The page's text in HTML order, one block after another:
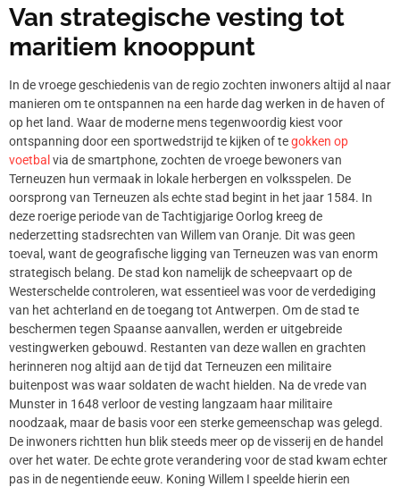
Van strategische vesting tot
maritiem knooppunt
In de vroege geschiedenis van de regio zochten inwoners altijd al naar
manieren om te ontspannen na een harde dag werken in de haven of
op het land. Waar de moderne mens tegenwoordig kiest voor
ontspanning door een sportwedstrijd te kijken of tegokken op
voetbal via de smartphone, zochten de vroege bewoners van
Terneuzen hun vermaak in lokale herbergen en volksspelen. De
oorsprong van Terneuzen als echte stad begint in het jaar 1584. In
deze roerige periode van de Tachtigjarige Oorlog kreeg de
nederzetting stadsrechten van Willem van Oranje. Dit was geen
toeval, want de geografische ligging van Terneuzen was van enorm
strategisch belang. De stad kon namelijk de scheepvaart op de
Westerschelde controleren, wat essentieel was voor de verdediging
van het achterland en de toegang tot Antwerpen. Om de stad te
beschermen tegen Spaanse aanvallen, werden er uitgebreide
vestingwerken gebouwd. Restanten van deze wallen en grachten
herinneren nog altijd aan de tijd dat Terneuzen een militaire
buitenpost was waar soldaten de wacht hielden. Na de vrede van
Munster in 1648 verloor de vesting langzaam haar militaire
noodzaak, maar de basis voor een sterke gemeenschap was gelegd.
De inwoners richtten hun blik steeds meer op de visserij en de handel
over het water. De echte grote verandering voor de stad kwam echter
pas in de negentiende eeuw. Koning Willem I speelde hierin een